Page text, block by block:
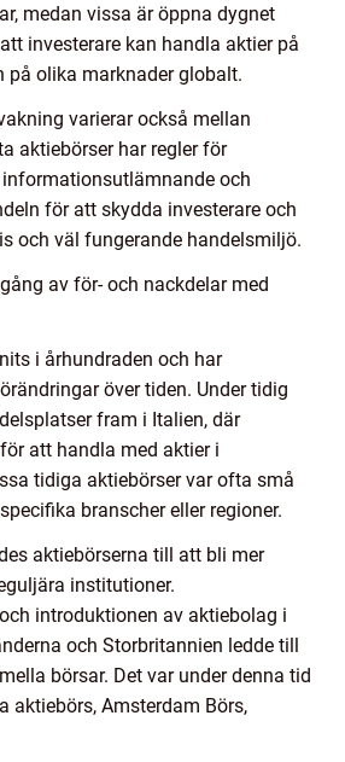
medan vissa är öppna dygnet
investerare kan handla aktier på
på olika marknader globalt.
varierar också mellan
aktiebörser har regler för
och
för att skydda investerare och
och väl fungerande handelsmiljö.
av för- och nackdelar med
i århundraden och har
över tiden. Under tidig
fram i Italien, där
att handla med aktier i
tidiga aktiebörser var ofta små
branscher eller regioner.
aktiebörserna till att bli mer
institutioner.
introduktionen av aktiebolag i
och Storbritannien ledde till
börsar. Det var under denna tid
aktiebörs, Amsterdam Börs,